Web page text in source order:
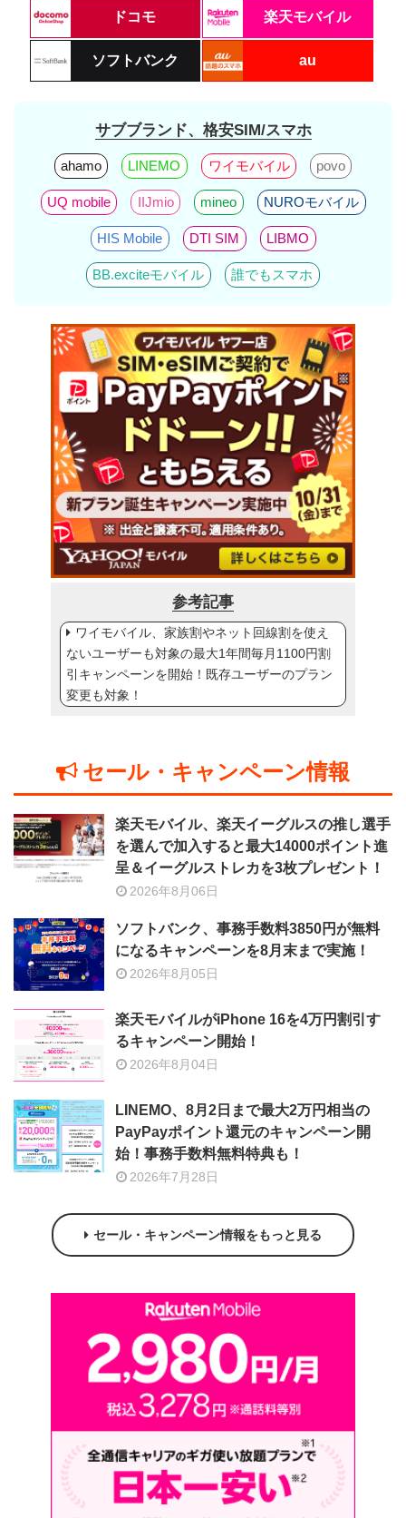
ドコモ 楽天モバイル
ソフトバンク au
サブブランド、格安SIM/スマホ
ahamo LINEMO ワイモバイル povo
UQ mobile IIJmio mineo NUROモバイル
HIS Mobile DTI SIM LIBMO
BB.exciteモバイル 誰でもスマホ
参考記事
ワイモバイル、家族割やネット回線割を使え
ないユーザーも対象の最大1年間毎月1100円割
引キャンペーンを開始！既存ユーザーのプラン
変更も対象！
セール・キャンペーン情報
楽天モバイル、楽天イーグルスの推し選手
を選んで加入すると最大14000ポイント進
呈＆イーグルストレカを3枚プレゼント！
2026年8月06日
ソフトバンク、事務手数料3850円が無料
になるキャンペーンを8月末まで実施！
2026年8月05日
楽天モバイルがiPhone 16を4万円割引す
るキャンペーン開始！
2026年8月04日
LINEMO、8月2日まで最大2万円相当の
PayPayポイント還元のキャンペーン開
始！事務手数料無料特典も！
2026年7月28日
セール・キャンペーン情報をもっと見る